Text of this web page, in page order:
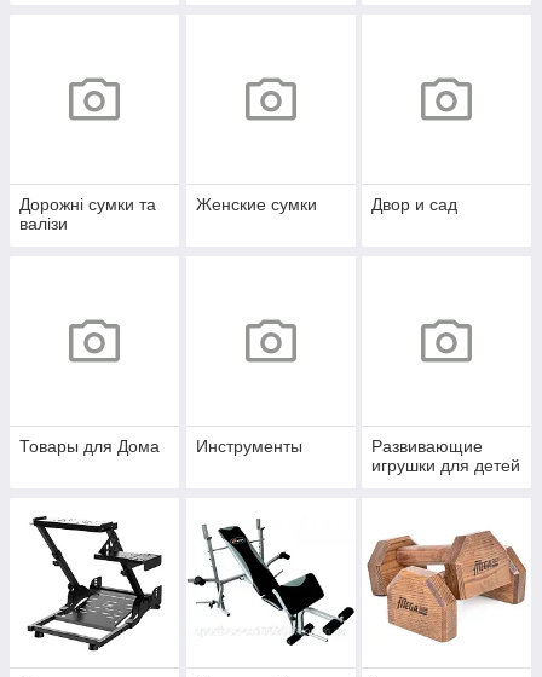
Дорожні сумки та
валізи
Женские сумки Двор и сад
Товары для Дома Инструменты
Развивающие
игрушки для детей